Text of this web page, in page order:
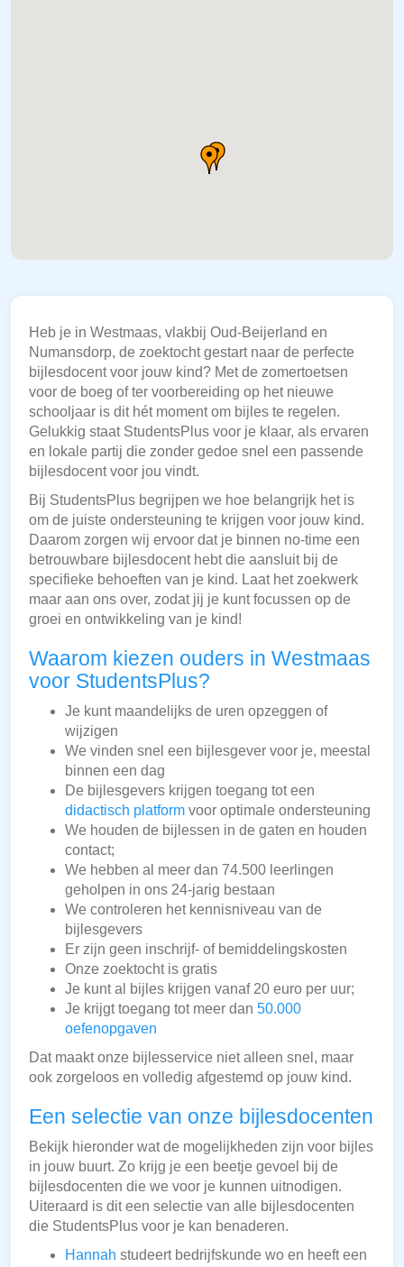
Heb je in Westmaas, vlakbij Oud-Beijerland en
Numansdorp, de zoektocht gestart naar de perfecte
bijlesdocent voor jouw kind? Met de zomertoetsen
voor de boeg of ter voorbereiding op het nieuwe
schooljaar is dit hét moment om bijles te regelen.
Gelukkig staat StudentsPlus voor je klaar, als ervaren
en lokale partij die zonder gedoe snel een passende
bijlesdocent voor jou vindt.
Bij StudentsPlus begrijpen we hoe belangrijk het is
om de juiste ondersteuning te krijgen voor jouw kind.
Daarom zorgen wij ervoor dat je binnen no-time een
betrouwbare bijlesdocent hebt die aansluit bij de
specifieke behoeften van je kind. Laat het zoekwerk
maar aan ons over, zodat jij je kunt focussen op de
groei en ontwikkeling van je kind!
Waarom kiezen ouders in Westmaas
voor StudentsPlus?
Je kunt maandelijks de uren opzeggen of
wijzigen
We vinden snel een bijlesgever voor je, meestal
binnen een dag
De bijlesgevers krijgen toegang tot een
didactisch platform voor optimale ondersteuning
We houden de bijlessen in de gaten en houden
contact;
We hebben al meer dan 74.500 leerlingen
geholpen in ons 24-jarig bestaan
We controleren het kennisniveau van de
bijlesgevers
Er zijn geen inschrijf- of bemiddelingskosten
Onze zoektocht is gratis
Je kunt al bijles krijgen vanaf 20 euro per uur;
Je krijgt toegang tot meer dan 50.000
oefenopgaven
Dat maakt onze bijlesservice niet alleen snel, maar
ook zorgeloos en volledig afgestemd op jouw kind.
Een selectie van onze bijlesdocenten
Bekijk hieronder wat de mogelijkheden zijn voor bijles
in jouw buurt. Zo krijg je een beetje gevoel bij de
bijlesdocenten die we voor je kunnen uitnodigen.
Uiteraard is dit een selectie van alle bijlesdocenten
die StudentsPlus voor je kan benaderen.
Hannah studeert bedrijfskunde wo en heeft een